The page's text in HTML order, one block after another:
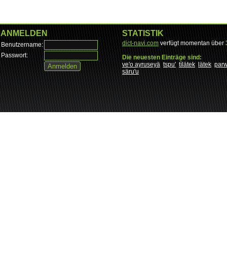
ANMELDEN
Benutzername:
Passwort:
STATISTIK
dict-navi.com verfügt momentan über
Die neuesten Einträge sind:
ve'o ayruseyä tspu' tìlätek lätek
säru'u